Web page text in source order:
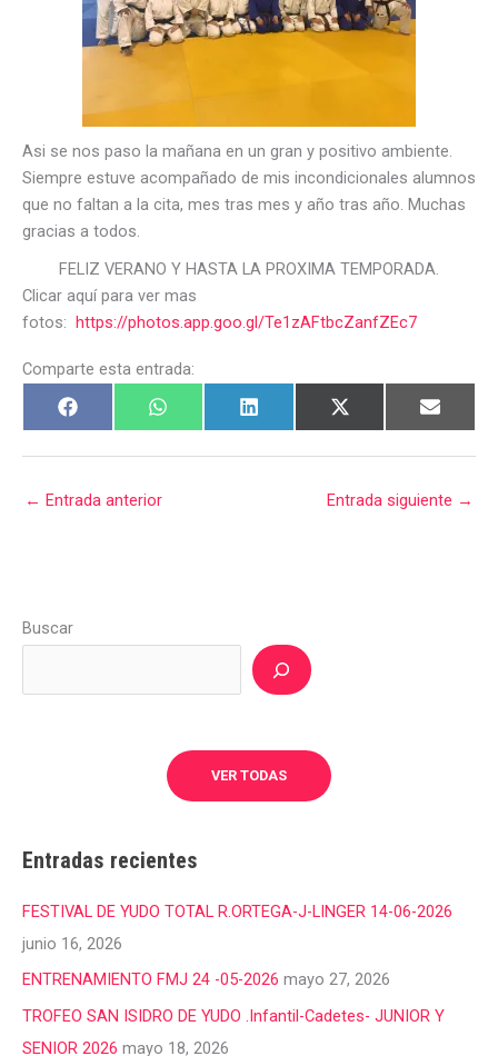
Asi se nos paso la mañana en un gran y positivo ambiente.
Siempre estuve acompañado de mis incondicionales alumnos
que no faltan a la cita, mes tras mes y año tras año. Muchas
gracias a todos.
FELIZ VERANO Y HASTA LA PROXIMA TEMPORADA.
Clicar aquí para ver mas
fotos:
https://photos.app.goo.gl/Te1zAFtbcZanfZEc7
Comparte esta entrada:
← Entrada anterior Entrada siguiente →
Buscar
VER TODAS
Entradas recientes
FESTIVAL DE YUDO TOTAL R.ORTEGA-J-LINGER 14-06-2026
junio 16, 2026
ENTRENAMIENTO FMJ 24 -05-2026 mayo 27, 2026
TROFEO SAN ISIDRO DE YUDO .Infantil-Cadetes- JUNIOR Y
SENIOR 2026 mayo 18, 2026